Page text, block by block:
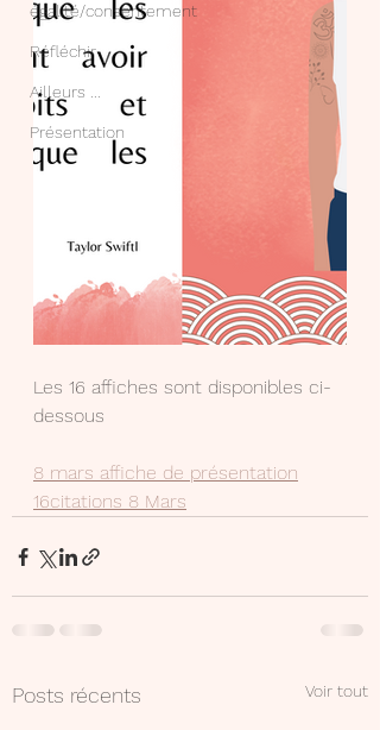
égalité/consentement
Réfléchir
Ailleurs ...
Présentation
Les 16 affiches sont disponibles ci-
dessous
8 mars affiche de présentation
16citations 8 Mars
Posts récents Voir tout